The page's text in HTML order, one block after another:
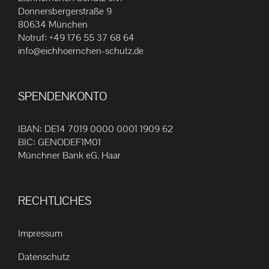
Die
können
auf
Produktseite
gewählt
Donnersbergerstraße 9
80634 München
Notruf: +49 176 55 37 68 64
info@eichhoernchen-schutz.de
SPENDENKONTO
IBAN: DE14 7019 0000 0001 1909 62
BIC: GENODEF1M01
Münchner Bank eG. Haar
RECHTLICHES
Impressum
Datenschutz